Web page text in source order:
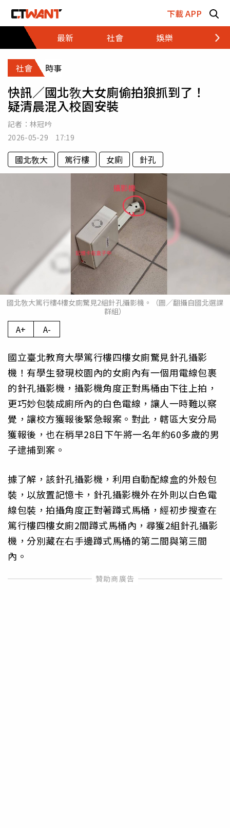
下載 APP
最新
社會 娛樂 財經
社會 時事
快訊／國北敎大女廁偷拍狼抓到了！
疑清晨混入校園安裝
記者： 林冠吟
2026-05-29 17:19
國北敎大 篤行樓 女廁 針孔
國北敎大篤行樓4樓女廁驚見2組針孔攝影機。（圖／翻攝自國北選課
群組）
A+ A-
國立臺北教育大學篤行樓四樓女廁驚見針孔攝影
機！有學生發現校園內的女廁內有一個用電線包裹
的針孔攝影機，攝影機角度正對馬桶由下往上拍，
更巧妙包裝成廁所內的白色電線，讓人一時難以察
覺，讓校方獲報後緊急報案。對此，轄區大安分局
獲報後，也在稍早28日下午將一名年約60多歲的男
子逮捕到案。
據了解，該針孔攝影機，利用自動配線盒的外殼包
裝，以放置記憶卡，針孔攝影機外在外則以白色電
線包裝，拍攝角度正對著蹲式馬桶，經初步搜查在
篤行樓四樓女廁2間蹲式馬桶內，尋獲2組針孔攝影
機，分別藏在右手邊蹲式馬桶的第二間與第三間
內。